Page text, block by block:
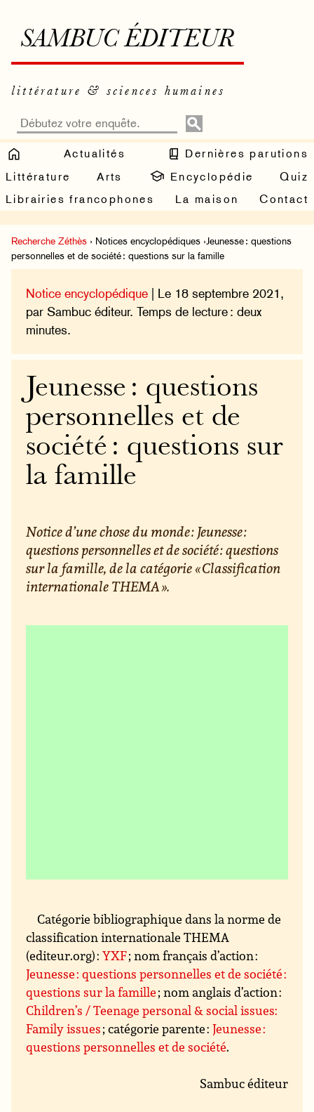
SAMBUC ÉDITEUR
littérature & sciences humaines
Actualités
Dernières parutions
Littérature
Arts Encyclopédie
Quiz
Librairies francophones
La maison Contact
Recherche Zéthès › Notices encyclopédiques ›Jeunesse : questions
personnelles et de société : questions sur la famille
Notice encyclopédique | Le 18 septembre 2021,
par Sambuc éditeur. Temps de lecture : deux
minutes.
Jeunesse : questions
personnelles et de
société : questions sur
la famille
Notice d’une chose du monde : Jeunesse :
questions personnelles et de société : questions
sur la famille, de la catégorie « Classification
internationale THEMA ».
Catégorie bibliographique dans la norme de
classification internationale THEMA
(editeur.org) :YXF; nom français d’action :
Jeunesse : questions personnelles et de société :
questions sur la famille; nom anglais d’action :
Children’s / Teenage personal & social issues:
Family issues; catégorie parente :Jeunesse :
questions personnelles et de société.
Sambuc éditeur